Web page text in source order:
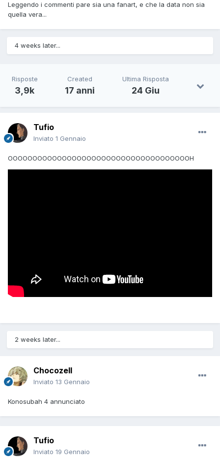
Leggendo i commenti pare sia una fanart, e che la data non sia
quella vera...
4 weeks later...
Risposte
3,9k
Created
17 anni
Ultima Risposta
24 Giu
Tufio
Inviato 1 Gennaio
OOOOOOOOOOOOOOOOOOOOOOOOOOOOOOOOOOOOOH
2 weeks later...
Chocozell
Inviato 13 Gennaio
Konosubah 4 annunciato
Tufio
Inviato 19 Gennaio